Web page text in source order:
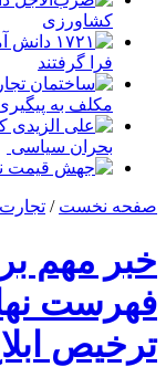
کشاورزی
۱۷۲۱
فرا گرفتند
ساختمان
مکلف به
علی الزیدی
بحران سیاسی
جهش قیمت نفت
صفحه نخست /
خبر مهم
فهرست
ترخیص